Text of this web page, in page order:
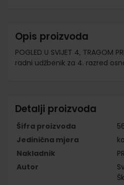
Opis proizvoda
POGLED U SVIJET 4, TRAGOM
radni udžbenik za 4. razred
Detalji proizvoda
Šifra proizvoda
Jedinična mjera
Nakladnik
Autor